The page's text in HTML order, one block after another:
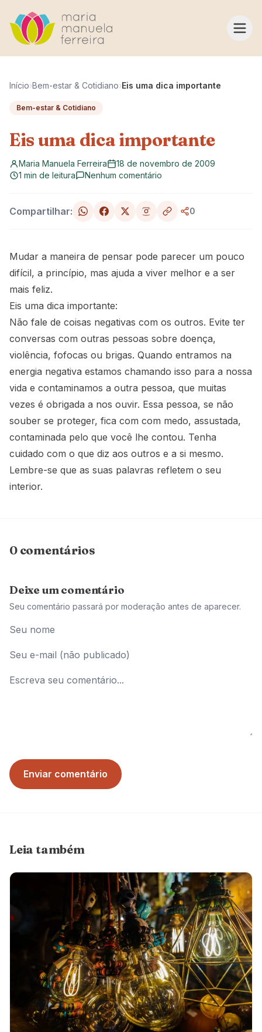
Início›Bem-estar & Cotidiano›Eis uma dica importante
Bem-estar & Cotidiano
Eis uma dica importante
Maria Manuela Ferreira
18 de novembro de 2009
1 min de leitura
Nenhum comentário
Compartilhar: 0
Mudar a maneira de pensar pode parecer um pouco
difícil, a princípio, mas ajuda a viver melhor e a ser
mais feliz.
Eis uma dica importante:
Não fale de coisas negativas com os outros. Evite ter
conversas com outras pessoas sobre doença,
violência, fofocas ou brigas. Quando entramos na
energia negativa estamos chamando isso para a nossa
vida e contaminamos a outra pessoa, que muitas
vezes é obrigada a nos ouvir. Essa pessoa, se não
souber se proteger, fica com com medo, assustada,
contaminada pelo que você lhe contou. Tenha
cuidado com o que diz aos outros e a si mesmo.
Lembre-se que as suas palavras refletem o seu
interior.
0 comentários
Deixe um comentário
Seu comentário passará por moderação antes de aparecer.
Enviar comentário
Leia também